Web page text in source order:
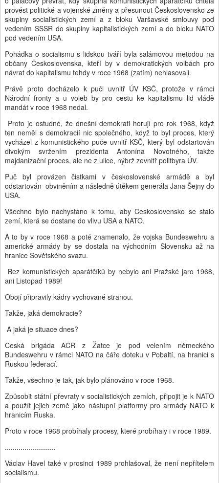
provést politické a vojenské změny a přesunout Československo ze
skupiny socialistických zemí a z bloku Varšavské smlouvy pod
vedením SSSR do skupiny kapitalistických zemí a do bloku NATO
pod vedením USA.
Pohádka o socialismu s lidskou tváří byla salámovou metodou na
občany Československa, kteří by v demokratických volbách pro
návrat do kapitalismu tehdy v roce 1968 (zatím) nehlasovali.
Právě proto docházelo k puči uvnitř ÚV KSČ, protože v rámci
Národní fronty a u voleb by pro cestu ke kapitalismu lid vládě
mandát v roce 1968 nedal.
Proto je ostudné, že dnešní demokrati horují pro rok 1968, když
ten neměl s demokracií nic společného, když to byl proces, který
vycházel z komunistického puče uvnitř KSČ, který byl odstartován
divokým svržením prezidenta Antonína Novotného, takže
majdanizační proces, ale ne z ulice, nýbrž zevnitř politbyra ÚV.
Puč byl provázen čistkami v československé armádě a byl
odstartován obviněním a následně útěkem generála Jana Šejny do
USA.
Všechno bylo nachystáno k tomu, aby Československo se stalo
zemí, která se dostane do vlivu USA a NATO.
A to by v roce 1968 a poté znamenalo, že vojska Bundeswehru a
americké armády by se dostala na východním Slovensku až na
hranice Sovětského svazu.
Bez komunistických aparátčíků by nebylo ani Pražské jaro 1968,
ani Listopad 1989!
Obojí připravily kádry vychované stranou.
Takže, jaká demokracie?
A jaká je situace dnes?
Česká brigáda AČR z Žatce je pod velením německého
Bundeswehru v rámci NATO na čáře doteku v Pobaltí, na hranici s
Ruskou federací.
Takže, všechno je tak, jak bylo plánováno v roce 1968.
Způsobit státní převraty v socialistických zemích, připojit je k NATO
a použít jejich země jako nástupní platformy pro armády NATO k
hranicím Ruska.
Proto v roce 1968 probíhaly procesy, které probíhaly i v roce 1989.
..........................
Václav Havel také v prosinci 1989 prohlašoval, že není nepřítelem
socialismu.